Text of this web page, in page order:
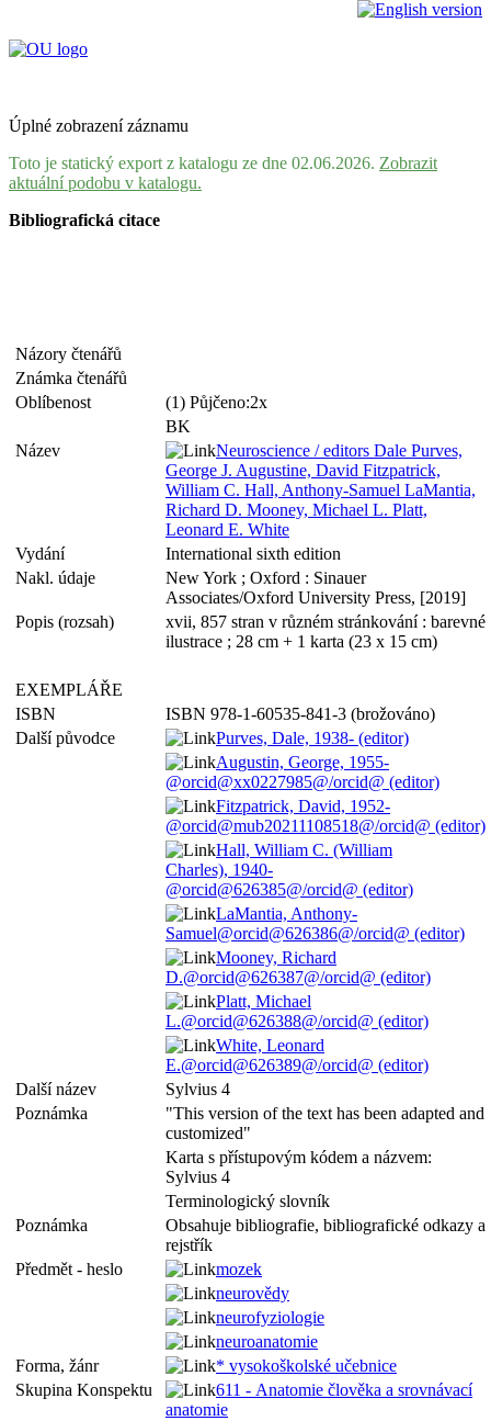
Úplné zobrazení záznamu
Toto je statický export z katalogu ze dne 02.06.2026. Zobrazit
aktuální podobu v katalogu.
Bibliografická citace
Názory čtenářů
Známka čtenářů
Oblíbenost
(1) Půjčeno:2x
BK
Název
Neuroscience / editors Dale Purves,
George J. Augustine, David Fitzpatrick,
William C. Hall, Anthony-Samuel LaMantia,
Richard D. Mooney, Michael L. Platt,
Leonard E. White
Vydání
International sixth edition
Nakl. údaje
New York ; Oxford : Sinauer
Associates/Oxford University Press, [2019]
Popis (rozsah)
xvii, 857 stran v různém stránkování : barevné
ilustrace ; 28 cm + 1 karta (23 x 15 cm)
EXEMPLÁŘE
ISBN
ISBN 978-1-60535-841-3 (brožováno)
Další původce
Purves, Dale, 1938- (editor)
Augustin, George, 1955-
@orcid@xx0227985@/orcid@ (editor)
Fitzpatrick, David, 1952-
@orcid@mub20211108518@/orcid@ (editor)
Hall, William C. (William
Charles), 1940-
@orcid@626385@/orcid@ (editor)
LaMantia, Anthony-
Samuel@orcid@626386@/orcid@ (editor)
Mooney, Richard
D.@orcid@626387@/orcid@ (editor)
Platt, Michael
L.@orcid@626388@/orcid@ (editor)
White, Leonard
E.@orcid@626389@/orcid@ (editor)
Další název
Sylvius 4
Poznámka
"This version of the text has been adapted and
customized"
Karta s přístupovým kódem a názvem:
Sylvius 4
Terminologický slovník
Poznámka
Obsahuje bibliografie, bibliografické odkazy a
rejstřík
Předmět - heslo
mozek
neurovědy
neurofyziologie
neuroanatomie
Forma, žánr
* vysokoškolské učebnice
Skupina Konspektu
611 - Anatomie člověka a srovnávací
anatomie